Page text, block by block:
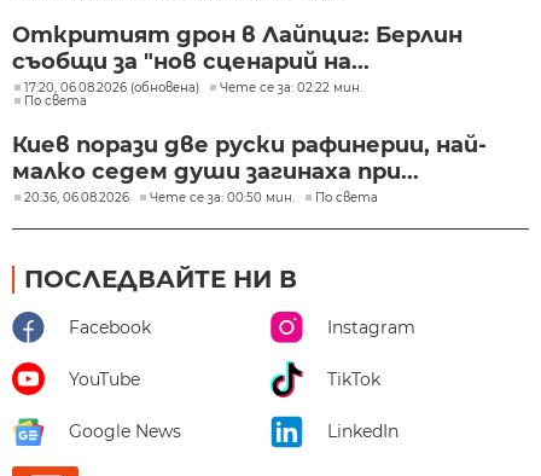
Откритият дрон в Лайпциг: Берлин
съобщи за "нов сценарий на...
17:20, 06.08.2026 (обновена)
Чете се за: 02:22 мин.
По света
Киев порази две руски рафинерии, най-
малко седем души загинаха при...
20:36, 06.08.2026 Чете се за: 00:50 мин. По света
ПОСЛЕДВАЙТЕ НИ В
Facebook Instagram
YouTube TikTok
Google News LinkedIn